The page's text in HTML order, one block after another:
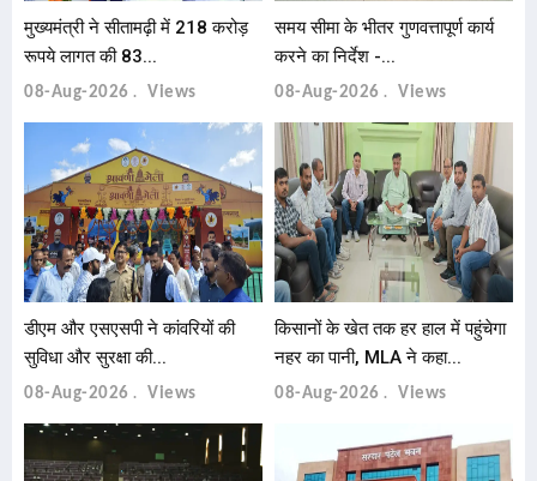
मुख्यमंत्री ने सीतामढ़ी में 218 करोड़
रूपये लागत की 83...
08-Aug-2026 Views
समय सीमा के भीतर गुणवत्तापूर्ण कार्य
करने का निर्देश -...
08-Aug-2026 Views
डीएम और एसएसपी ने कांवरियों की
सुविधा और सुरक्षा की...
08-Aug-2026 Views
किसानों के खेत तक हर हाल में पहुंचेगा
नहर का पानी, MLA ने कहा...
08-Aug-2026 Views